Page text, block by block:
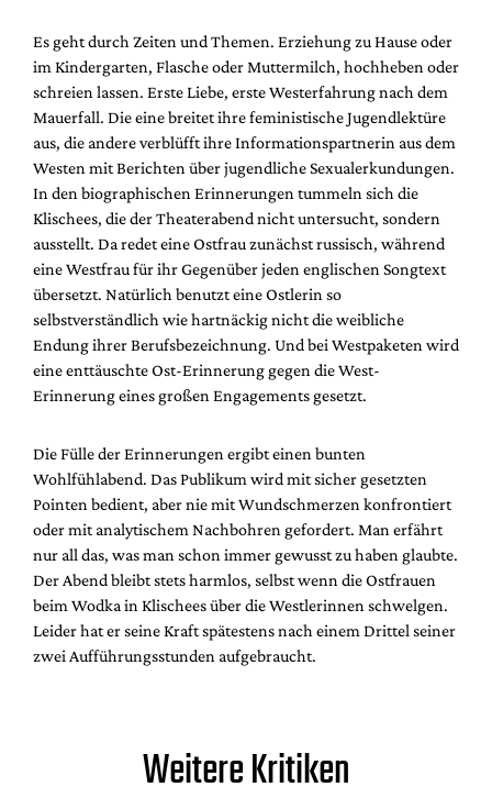
Es geht durch Zeiten und Themen. Erziehung zu Hause oder
im Kindergarten, Flasche oder Muttermilch, hochheben oder
schreien lassen. Erste Liebe, erste Westerfahrung nach dem
Mauerfall. Die eine breitet ihre feministische Jugendlektüre
aus, die andere verblüfft ihre Informationspartnerin aus dem
Westen mit Berichten über jugendliche Sexualerkundungen.
In den biographischen Erinnerungen tummeln sich die
Klischees, die der Theaterabend nicht untersucht, sondern
ausstellt. Da redet eine Ostfrau zunächst russisch, während
eine Westfrau für ihr Gegenüber jeden englischen Songtext
übersetzt. Natürlich benutzt eine Ostlerin so
selbstverständlich wie hartnäckig nicht die weibliche
Endung ihrer Berufsbezeichnung. Und bei Westpaketen wird
eine enttäuschte Ost-Erinnerung gegen die West-
Erinnerung eines großen Engagements gesetzt.
Die Fülle der Erinnerungen ergibt einen bunten
Wohlfühlabend. Das Publikum wird mit sicher gesetzten
Pointen bedient, aber nie mit Wundschmerzen konfrontiert
oder mit analytischem Nachbohren gefordert. Man erfährt
nur all das, was man schon immer gewusst zu haben glaubte.
Der Abend bleibt stets harmlos, selbst wenn die Ostfrauen
beim Wodka in Klischees über die Westlerinnen schwelgen.
Leider hat er seine Kraft spätestens nach einem Drittel seiner
zwei Aufführungsstunden aufgebraucht.
Weitere Kritiken